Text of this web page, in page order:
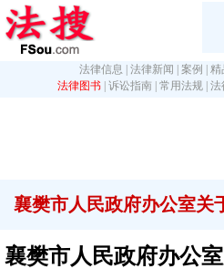
法律信息 法律新闻 案例 精
法律图书 诉讼指南 常用法规 法
襄樊市人民政府办公室关
襄樊市人民政府办公